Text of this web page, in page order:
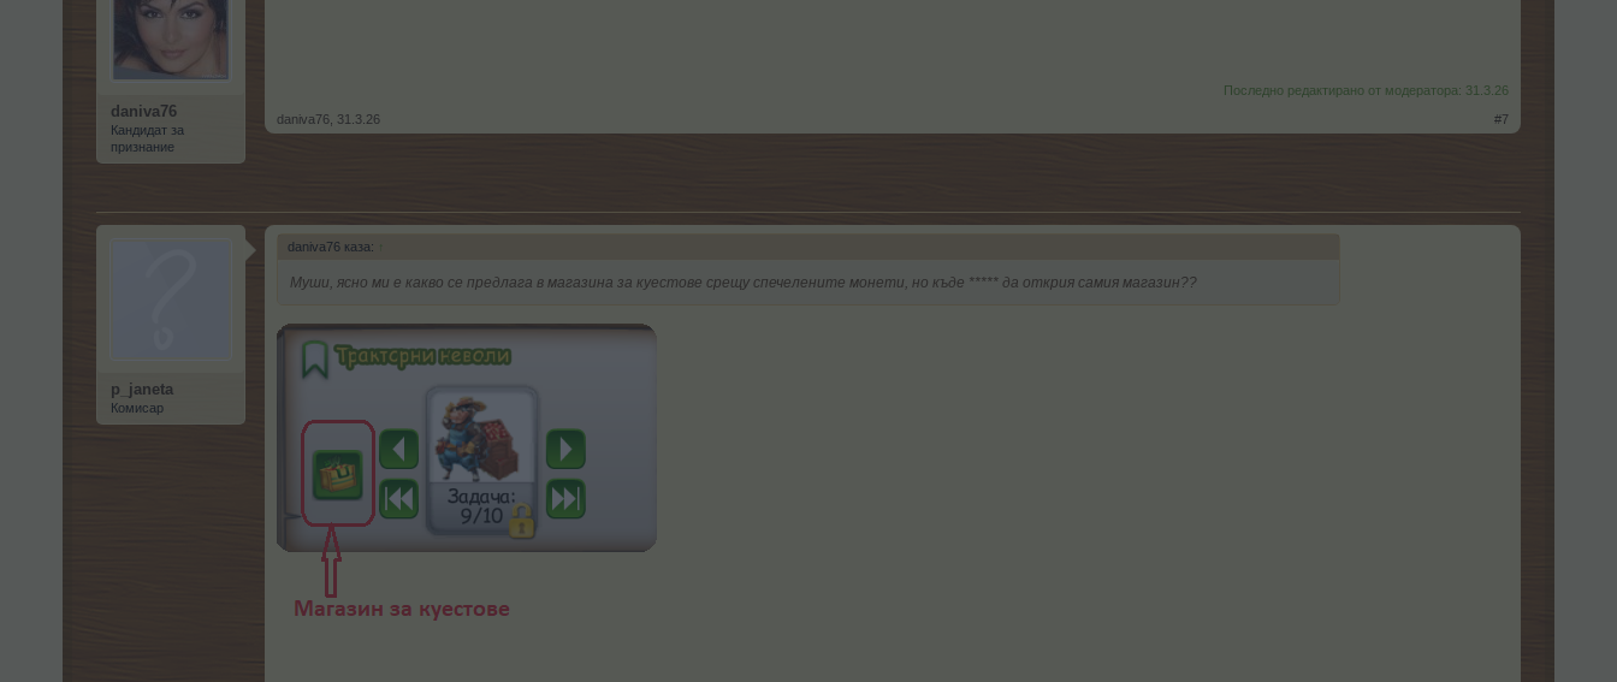
daniva76
Кандидат за
признание
Последно редактирано от модератора: 31.3.26
daniva76 31.3.26 #7
p_janeta
Комисар
daniva76 каза: ↑
Муши, ясно ми е какво се предлага в магазина за куестове срещу спечелените монети, но къде ***** да открия самия магазин??